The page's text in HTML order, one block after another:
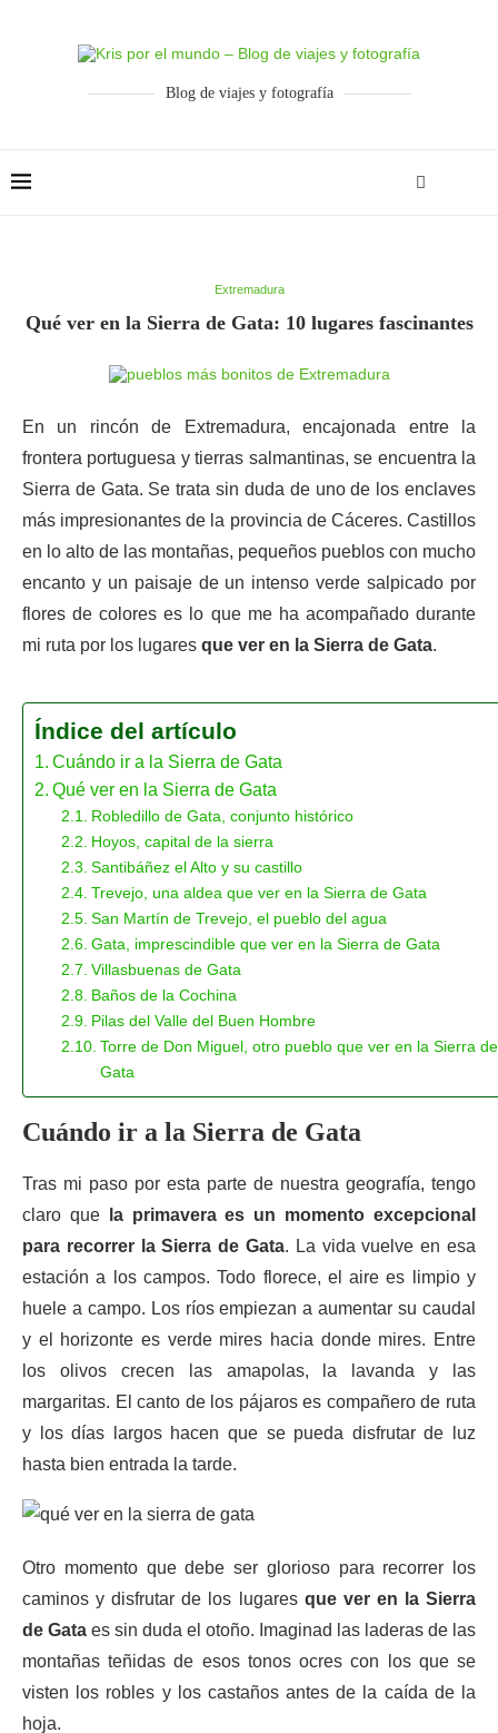
Blog de viajes y fotografía
Extremadura
Qué ver en la Sierra de Gata: 10 lugares fascinantes
En un rincón de Extremadura, encajonada entre la
frontera portuguesa y tierras salmantinas, se encuentra la
Sierra de Gata. Se trata sin duda de uno de los enclaves
más impresionantes de la provincia de Cáceres. Castillos
en lo alto de las montañas, pequeños pueblos con mucho
encanto y un paisaje de un intenso verde salpicado por
flores de colores es lo que me ha acompañado durante
mi ruta por los lugares que ver en la Sierra de Gata.
Índice del artículo
Cuándo ir a la Sierra de Gata
Qué ver en la Sierra de Gata
Robledillo de Gata, conjunto histórico
Hoyos, capital de la sierra
Santibáñez el Alto y su castillo
Trevejo, una aldea que ver en la Sierra de Gata
San Martín de Trevejo, el pueblo del agua
Gata, imprescindible que ver en la Sierra de Gata
Villasbuenas de Gata
Baños de la Cochina
Pilas del Valle del Buen Hombre
Torre de Don Miguel, otro pueblo que ver en la Sierra de
Gata
Cuándo ir a la Sierra de Gata
Tras mi paso por esta parte de nuestra geografía, tengo
claro que
la primavera es un momento excepcional
para recorrer la Sierra de Gata. La vida vuelve en esa
estación a los campos. Todo florece, el aire es limpio y
huele a campo. Los ríos empiezan a aumentar su caudal
y el horizonte es verde mires hacia donde mires. Entre
los olivos crecen las amapolas, la lavanda y las
margaritas. El canto de los pájaros es compañero de ruta
y los días largos hacen que se pueda disfrutar de luz
hasta bien entrada la tarde.
Otro momento que debe ser glorioso para recorrer los
caminos y disfrutar de los lugares que ver en la Sierra
de Gata es sin duda el otoño. Imaginad las laderas de las
montañas teñidas de esos tonos ocres con los que se
visten los robles y los castaños antes de la caída de la
hoja.